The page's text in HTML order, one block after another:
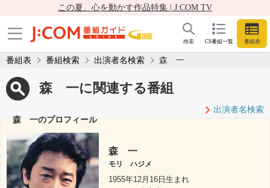
この夏、心を動かす作品特集 | J:COM TV
CS番組一覧 番組表
検索
番組表 番組検索 出演者名検索 森 一
森 一に関連する番組
出演者名検索
森 一のプロフィール
森 一
モリ ハジメ
1955年12月16日生まれ